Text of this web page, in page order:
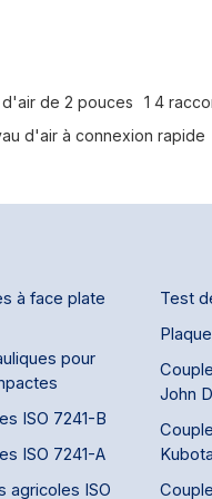
la rainure de verrouillage du
coulissant à ressort du
rétracté manuellement pour
vide limité et gaz limités.
de 2 pouces
1 4
d'air à connexion rapide
à face plate
pour
ISO 7241-B
ISO 7241-A
agricoles ISO
Test
John
Kubota